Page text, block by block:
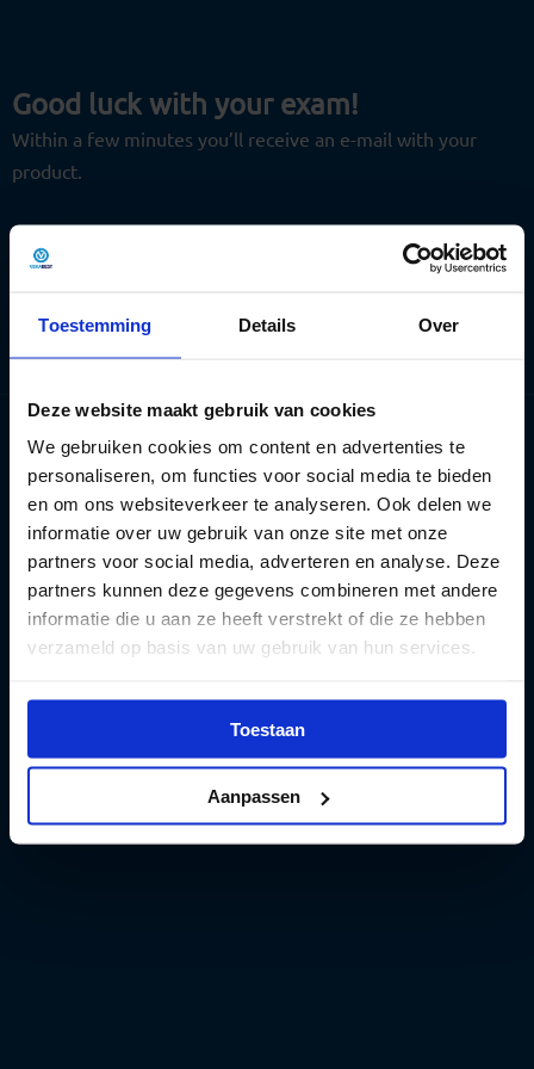
Toestemming Details Over
Deze website maakt gebruik van cookies
We gebruiken cookies om content en advertenties te
personaliseren, om functies voor social media te bieden
en om ons websiteverkeer te analyseren. Ook delen we
informatie over uw gebruik van onze site met onze
partners voor social media, adverteren en analyse. Deze
partners kunnen deze gegevens combineren met andere
informatie die u aan ze heeft verstrekt of die ze hebben
verzameld op basis van uw gebruik van hun services.
Toestaan
Aanpassen
Good luck with your exam!
Within a few minutes you’ll receive an e-mail with your
product.
Want to be prepared for your practical exam as well?
Practice the route you will drive online:
Start practicing your exam route